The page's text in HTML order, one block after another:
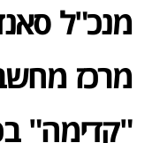
מנכ"ל
מרכז
"קדימה"